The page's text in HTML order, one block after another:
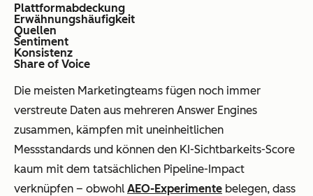
Plattformabdeckung
Erwähnungshäufigkeit
Quellen
Sentiment
Konsistenz
Share of Voice
Die meisten Marketingteams fügen noch immer
verstreute Daten aus mehreren Answer Engines
zusammen, kämpfen mit uneinheitlichen
Messstandards und können den KI-Sichtbarkeits-Score
kaum mit dem tatsächlichen Pipeline-Impact
verknüpfen – obwohl AEO-Experimente belegen, dass